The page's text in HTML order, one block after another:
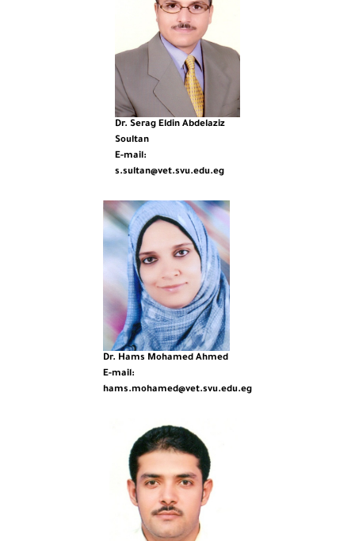
Dr. Serag Eldin Abdelaziz
Soultan
E-mail:
s.sultan@vet.svu.edu.eg
Dr. Hams Mohamed Ahmed
E-mail:
hams.mohamed@vet.svu.edu.eg